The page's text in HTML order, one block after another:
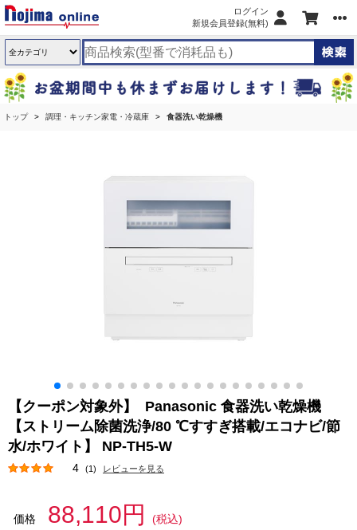
ログイン
新規会員登録(無料)
トップ 調理・キッチン家電・冷蔵庫 食器洗い乾燥機
【クーポン対象外】 Panasonic 食器洗い乾燥機
【ストリーム除菌洗浄/80 ℃すすぎ搭載/エコナビ/節
水/ホワイト】 NP-TH5-W
4 (1) レビューを見る
価格 88,110円
(税込)